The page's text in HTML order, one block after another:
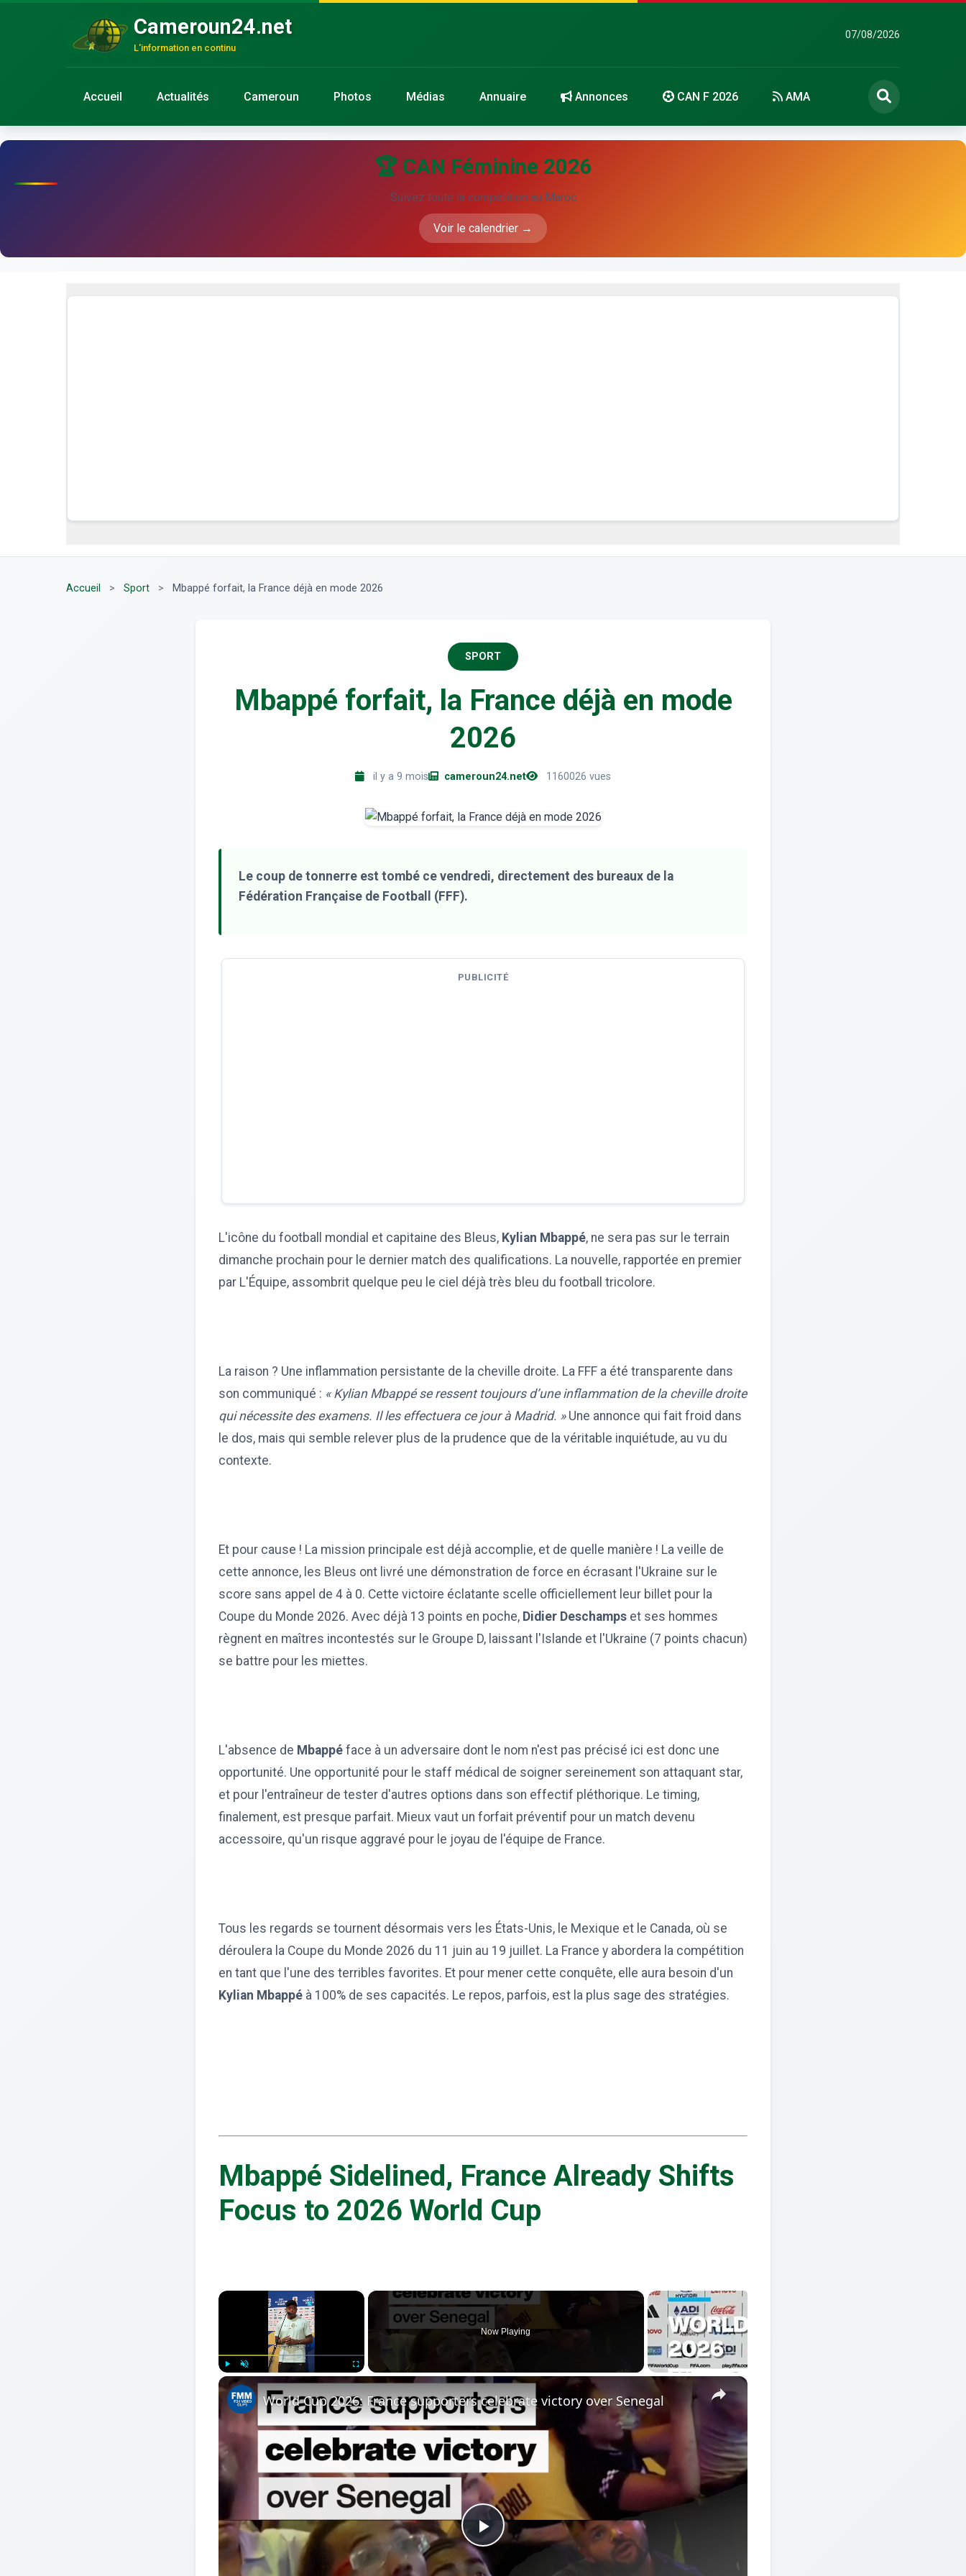
Cameroun24.net
L'information en continu
07/08/2026
Accueil Actualités Cameroun Photos Médias Annuaire Annonces CAN F 2026 AMA
🏆 CAN Féminine 2026
Suivez toute la compétition au Maroc
Voir le calendrier →
Accueil > Sport > Mbappé forfait, la France déjà en mode 2026
SPORT
Mbappé forfait, la France déjà en mode
2026
il y a 9 mois cameroun24.net 1160026 vues
Le coup de tonnerre est tombé ce vendredi, directement des bureaux de la
Fédération Française de Football (FFF).
PUBLICITÉ
L'icône du football mondial et capitaine des Bleus, Kylian Mbappé, ne sera pas sur le terrain
dimanche prochain pour le dernier match des qualifications. La nouvelle, rapportée en premier
par L'Équipe, assombrit quelque peu le ciel déjà très bleu du football tricolore.
La raison ? Une inflammation persistante de la cheville droite. La FFF a été transparente dans
son communiqué : « Kylian Mbappé se ressent toujours d’une inflammation de la cheville droite
qui nécessite des examens. Il les effectuera ce jour à Madrid. »Une annonce qui fait froid dans
le dos, mais qui semble relever plus de la prudence que de la véritable inquiétude, au vu du
contexte.
Et pour cause ! La mission principale est déjà accomplie, et de quelle manière ! La veille de
cette annonce, les Bleus ont livré une démonstration de force en écrasant l'Ukraine sur le
score sans appel de 4 à 0. Cette victoire éclatante scelle officiellement leur billet pour la
Coupe du Monde 2026. Avec déjà 13 points en poche, Didier Deschamps et ses hommes
règnent en maîtres incontestés sur le Groupe D, laissant l'Islande et l'Ukraine (7 points chacun)
se battre pour les miettes.
L'absence de Mbappé face à un adversaire dont le nom n'est pas précisé ici est donc une
opportunité. Une opportunité pour le staff médical de soigner sereinement son attaquant star,
et pour l'entraîneur de tester d'autres options dans son effectif pléthorique. Le timing,
finalement, est presque parfait. Mieux vaut un forfait préventif pour un match devenu
accessoire, qu'un risque aggravé pour le joyau de l'équipe de France.
Tous les regards se tournent désormais vers les États-Unis, le Mexique et le Canada, où se
déroulera la Coupe du Monde 2026 du 11 juin au 19 juillet. La France y abordera la compétition
en tant que l'une des terribles favorites. Et pour mener cette conquête, elle aura besoin d'un
Kylian Mbappé à 100% de ses capacités. Le repos, parfois, est la plus sage des stratégies.
Mbappé Sidelined, France Already Shifts
Focus to 2026 World Cup
×
Now Playing
×
Play
World Cup 2026: France supporters celebrate victory over Senegal